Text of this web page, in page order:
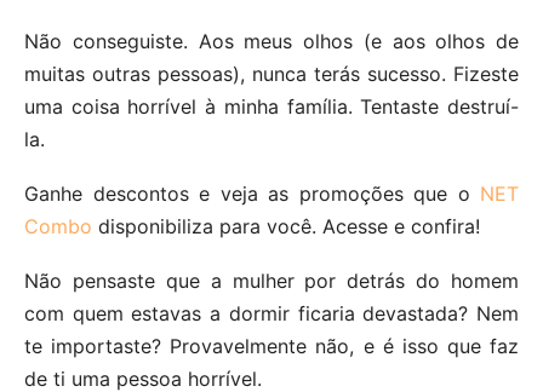
Não conseguiste. Aos meus olhos (e aos olhos de
muitas outras pessoas), nunca terás sucesso. Fizeste
uma coisa horrível à minha família. Tentaste destruí-
la.
Ganhe descontos e veja as promoções que o NET
Combo disponibiliza para você. Acesse e confira!
Não pensaste que a mulher por detrás do homem
com quem estavas a dormir ficaria devastada? Nem
te importaste? Provavelmente não, e é isso que faz
de ti uma pessoa horrível.